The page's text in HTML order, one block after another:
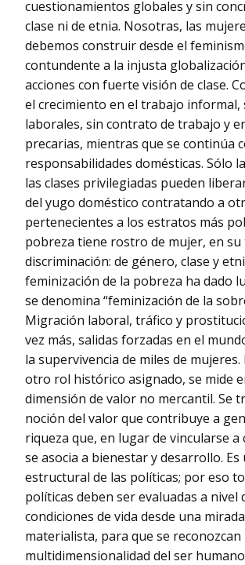
cuestionamientos globales y sin
clase ni de etnia. Nosotras, las
debemos construir desde el
contundente a la injusta
acciones con fuerte visión de clase.
el crecimiento en el trabajo informal,
laborales, sin contrato de trabajo y
precarias, mientras que se continúa
responsabilidades domésticas. Sólo
las clases privilegiadas pueden
del yugo doméstico contratando a
pertenecientes a los estratos más
pobreza tiene rostro de mujer, en
discriminación: de género, clase y
feminización de la pobreza ha dado
se denomina “feminización de la
Migración laboral, tráfico y
vez más, salidas forzadas en el
la supervivencia de miles de mujeres.
otro rol histórico asignado, se mide
dimensión de valor no mercantil. Se
noción del valor que contribuye a
riqueza que, en lugar de vincularse a
se asocia a bienestar y desarrollo.
estructural de las políticas; por eso
políticas deben ser evaluadas a nivel
condiciones de vida desde una
materialista, para que se reconozcan
multidimensionalidad del ser